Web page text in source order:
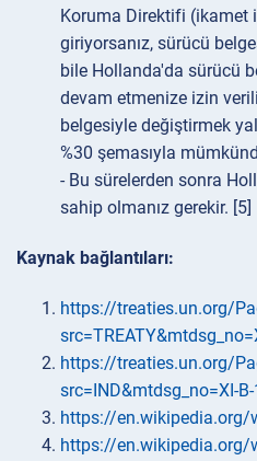
Koruma Direktifi (ikamet
giriyorsanız, sürücü
bile Hollanda'da sürücü
devam etmenize izin
belgesiyle değiştirmek
%30 şemasıyla
- Bu sürelerden sonra
sahip olmanız gerekir. [5]
Kaynak bağlantıları:
https://treaties.un.org/
https://treaties.un.org/
src=IND&mtdsg_no=XI-
https://en.wikipedia.org/
https://en.wikipedia.org/